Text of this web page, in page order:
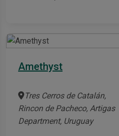
Amethyst
Tres Cerros de Catalán,
Rincon de Pacheco, Artigas
Department, Uruguay